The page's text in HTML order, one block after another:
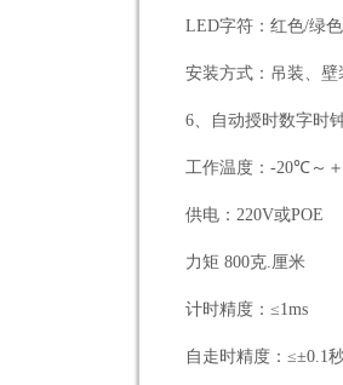
LED字符：红色/绿色
安装方式：吊装、
6、自动授时数字时
工作温度： -20℃～＋
供电： 220V或POE
力矩 800克.厘米
计时精度：≤1ms
自走时精度：≤±0.1